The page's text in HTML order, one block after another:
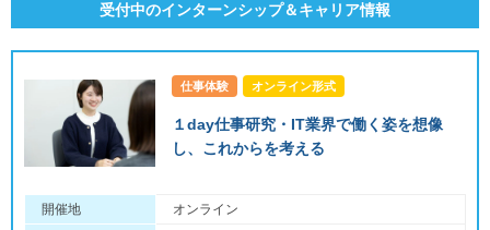
受付中のインターンシップ＆キャリア情報
仕事体験 オンライン形式
１day仕事研究・IT業界で働く姿を想像
し、これからを考える
開催地
オンライン